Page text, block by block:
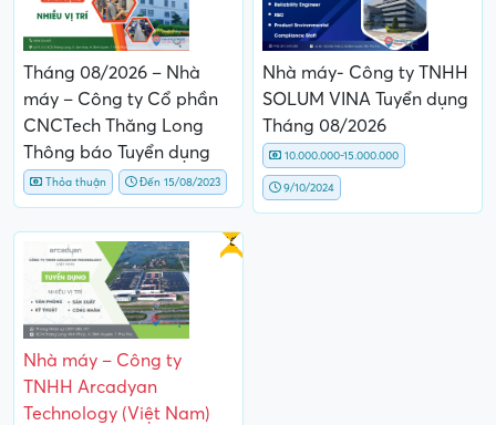
Tháng 08/2026 – Nhà
máy – Công ty Cổ phần
CNCTech Thăng Long
Thông báo Tuyển dụng
Thỏa thuận Đến 15/08/2023
Nhà máy- Công ty TNHH
SOLUM VINA Tuyển dụng
Tháng 08/2026
10.000.000-15.000.000
9/10/2024
Gấp
Nhà máy – Công ty
TNHH Arcadyan
Technology (Việt Nam)